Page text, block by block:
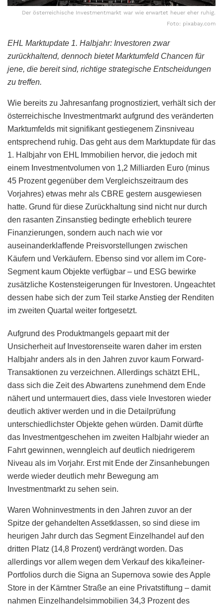
Der österreichische Investmentmarkt war wie erwartet heuer eher ruhig.
Foto: pixabay.com
EHL Marktupdate 1. Halbjahr: Investoren zwar
zurückhaltend, dennoch bietet Marktumfeld Chancen für
jene, die bereit sind, richtige strategische Entscheidungen
zu treffen.
Wie bereits zu Jahresanfang prognostiziert, verhält sich der
österreichische Investmentmarkt aufgrund des veränderten
Marktumfelds mit signifikant gestiegenem Zinsniveau
entsprechend ruhig. Das geht aus dem Marktupdate für das
1. Halbjahr von EHL Immobilien hervor, die jedoch mit
einem Investmentvolumen von 1,2 Milliarden Euro (minus
45 Prozent gegenüber dem Vergleichszeitraum des
Vorjahres) etwas mehr als CBRE gestern ausgewiesen
hatte. Grund für diese Zurückhaltung sind nicht nur durch
den rasanten Zinsanstieg bedingte erheblich teurere
Finanzierungen, sondern auch nach wie vor
auseinanderklaffende Preisvorstellungen zwischen
Käufern und Verkäufern. Ebenso sind vor allem im Core-
Segment kaum Objekte verfügbar – und ESG bewirke
zusätzliche Kostensteigerungen für Investoren. Ungeachtet
dessen habe sich der zum Teil starke Anstieg der Renditen
im zweiten Quartal weiter fortgesetzt.
Aufgrund des Produktmangels gepaart mit der
Unsicherheit auf Investorenseite waren daher im ersten
Halbjahr anders als in den Jahren zuvor kaum Forward-
Transaktionen zu verzeichnen. Allerdings schätzt EHL,
dass sich die Zeit des Abwartens zunehmend dem Ende
nähert und untermauert dies, dass viele Investoren wieder
deutlich aktiver werden und in die Detailprüfung
unterschiedlichster Objekte gehen würden. Damit dürfte
das Investmentgeschehen im zweiten Halbjahr wieder an
Fahrt gewinnen, wenngleich auf deutlich niedrigerem
Niveau als im Vorjahr. Erst mit Ende der Zinsanhebungen
werde wieder deutlich mehr Bewegung am
Investmentmarkt zu sehen sein.
Waren Wohninvestments in den Jahren zuvor an der
Spitze der gehandelten Assetklassen, so sind diese im
heurigen Jahr durch das Segment Einzelhandel auf den
dritten Platz (14,8 Prozent) verdrängt worden. Das
allerdings vor allem wegen dem Verkauf des kika/leiner-
Portfolios durch die Signa an Supernova sowie des Apple
Store in der Kärntner Straße an eine Privatstiftung – damit
nahmen Einzelhandelsimmobilien 34,3 Prozent des